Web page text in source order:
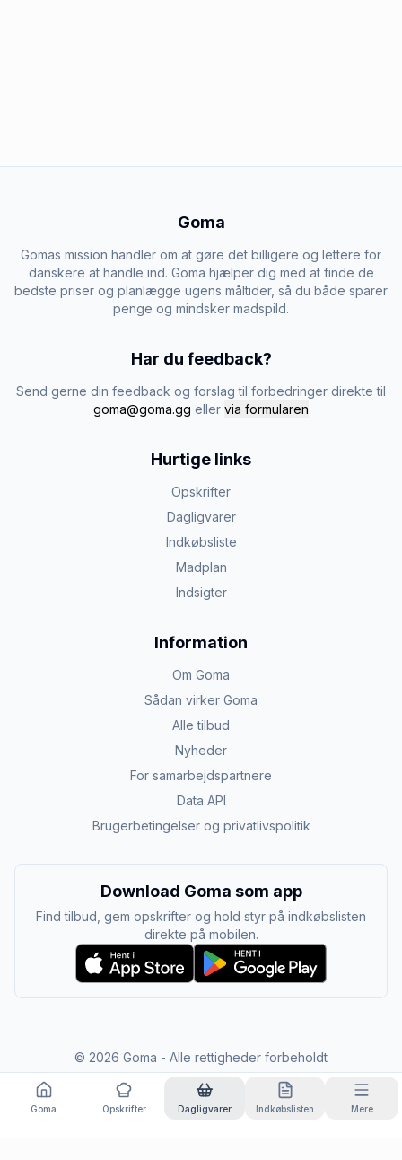
Goma
Gomas mission handler om at gøre det billigere og lettere for
danskere at handle ind. Goma hjælper dig med at finde de
bedste priser og planlægge ugens måltider, så du både sparer
penge og mindsker madspild.
Har du feedback?
Send gerne din feedback og forslag til forbedringer direkte til
goma@goma.gg eller via formularen
Hurtige links
Opskrifter
Dagligvarer
Indkøbsliste
Madplan
Indsigter
Information
Om Goma
Sådan virker Goma
Alle tilbud
Nyheder
For samarbejdspartnere
Data API
Brugerbetingelser og privatlivspolitik
Download Goma som app
Find tilbud, gem opskrifter og hold styr på indkøbslisten
direkte på mobilen.
© 2026 Goma - Alle rettigheder forbeholdt
Goma Opskrifter Dagligvarer Indkøbslisten Mere